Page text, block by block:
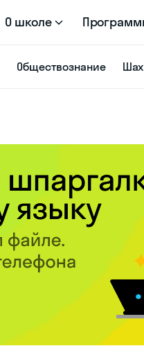
О школе
Обществознание